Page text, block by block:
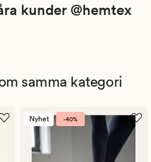
kunder @hemtex
samma kategori
Nyhet -40%